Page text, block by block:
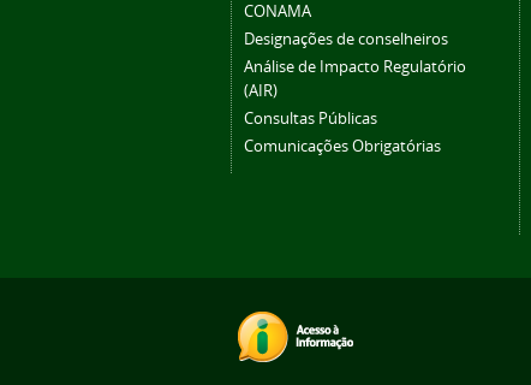
CONAMA
Designações de conselheiros
Análise de Impacto Regulatório
(AIR)
Consultas Públicas
Comunicações Obrigatórias